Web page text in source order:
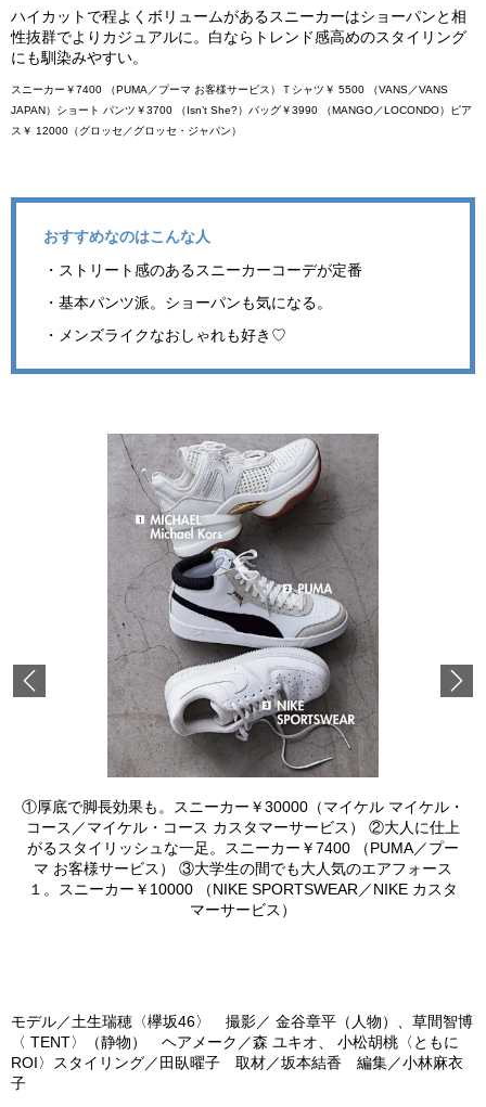
ハイカットで程よくボリュームがあるスニーカーはショーパンと相
性抜群でよりカジュアルに。白ならトレンド感高めのスタイリング
にも馴染みやすい。
スニーカー￥7400 （PUMA／プーマ お客様サービス）Ｔシャツ￥ 5500 （VANS／VANS
JAPAN）ショート パンツ￥3700 （Isn’t She?）バッグ￥3990 （MANGO／LOCONDO）ピア
ス￥ 12000（グロッセ／グロッセ・ジャパン）
おすすめなのはこんな人
・ストリート感のあるスニーカーコーデが定番
・基本パンツ派。ショーパンも気になる。
・メンズライクなおしゃれも好き♡
Previous
①厚底で脚長効果も。スニーカー￥30000（マイケル マイケル・
コース／マイケル・コース カスタマーサービス） ②大人に仕上
がるスタイリッシュな一足。スニーカー￥7400 （PUMA／プー
マ お客様サービス） ③大学生の間でも大人気のエアフォース
１。スニーカー￥10000 （NIKE SPORTSWEAR／NIKE カスタ
マーサービス）
モデル／土生瑞穂〈欅坂46〉 撮影／ 金谷章平（人物）、草間智博
〈 TENT〉（静物） ヘアメーク／森 ユキオ、 小松胡桃〈ともに
ROI〉スタイリング／田臥曜子 取材／坂本結香 編集／小林麻衣
子